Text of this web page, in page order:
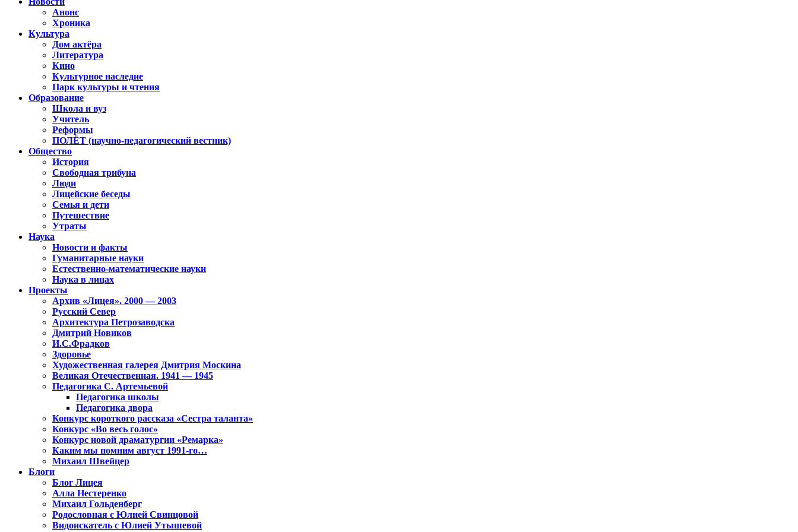
Анонс
Хроника
Культура
Дом актёра
Литература
Кино
Культурное наследие
Парк культуры и чтения
Образование
Школа и вуз
Учитель
Реформы
ПОЛЁТ (научно-педагогический вестник)
Общество
История
Свободная трибуна
Люди
Лицейские беседы
Семья и дети
Путешествие
Утраты
Наука
Новости и факты
Гуманитарные науки
Естественно-математические науки
Наука в лицах
Проекты
Архив «Лицея». 2000 — 2003
Русский Север
Архитектура Петрозаводска
Дмитрий Новиков
И.С.Фрадков
Здоровье
Художественная галерея Дмитрия Москина
Великая Отечественная. 1941 — 1945
Педагогика С. Артемьевой
Педагогика школы
Педагогика двора
Конкурс короткого рассказа «Сестра таланта»
Конкурс «Во весь голос»
Конкурс новой драматургии «Ремарка»
Каким мы помним август 1991-го…
Михаил Швейцер
Блоги
Блог Лицея
Алла Нестеренко
Михаил Гольденберг
Родословная с Юлией Свинцовой
Видоискатель с Юлией Утышевой